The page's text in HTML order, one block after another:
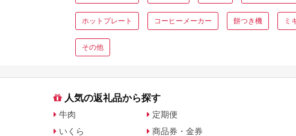
ホットプレート コーヒーメーカー 餅つき機 ミ
その他
人気の返礼品から探す
牛肉
いくら
定期便
商品券・金券